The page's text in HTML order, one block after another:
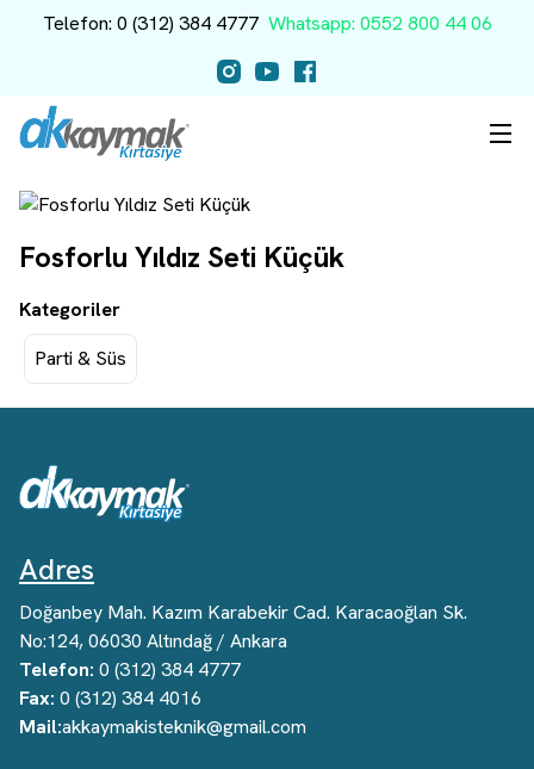
Telefon: 0 (312) 384 4777 Whatsapp: 0552 800 44 06
Fosforlu Yıldız Seti Küçük
Kategoriler
Parti & Süs
Adres
Doğanbey Mah. Kazım Karabekir Cad. Karacaoğlan Sk.
No:124, 06030 Altındağ / Ankara
Telefon: 0 (312) 384 4777
Fax: 0 (312) 384 4016
Mail:akkaymakisteknik@gmail.com